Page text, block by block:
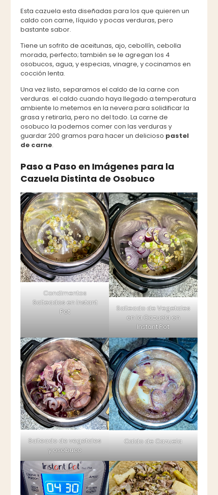
Esta cazuela esta diseñadas para los que quieren un
caldo con carne, líquido y pocas verduras, pero
bastante sabor.
Tiene un sofrito de aceitunas, ajo, cebollín, cebolla
morada, perfecto; también se le agregan los 4
osobucos, agua, y especias, vinagre, y cocinamos en
cocción lenta.
Una vez listo, separamos el caldo de la carne con
verduras. el caldo cuando haya llegado a temperatura
ambiente lo metemos en la nevera para solidificar la
grasa y retirarla, pero no del todo. La carne de
osobuco la podemos comer con las verduras y
guardar 200 gramos para hacer un delicioso pastel
de carne.
Paso a Paso en Imágenes para la
Cazuela Distinta de Osobuco
Condimentos
Salteados en Instant
Pot
Salteado de Vegetales
en la Cazuela en
Instant Pot
Salteado de vegetales
y osobuco
Caldo de Cazuela